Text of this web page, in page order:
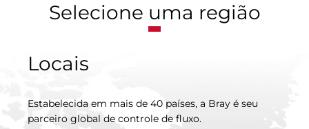
Selecione uma região
Locais
Estabelecida em mais de 40 países, a Bray é seu
parceiro global de controle de fluxo.